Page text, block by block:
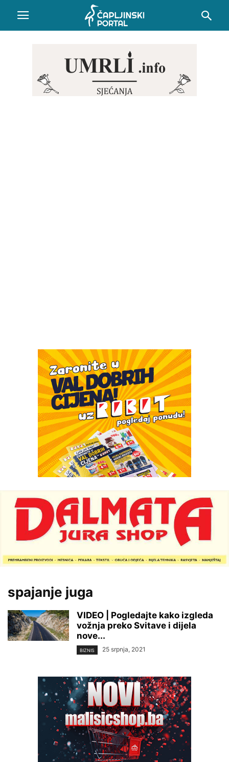
spajanje juga
VIDEO | Pogledajte kako izgleda
vožnja preko Svitave i dijela
nove...
BIZNIS 25 srpnja, 2021